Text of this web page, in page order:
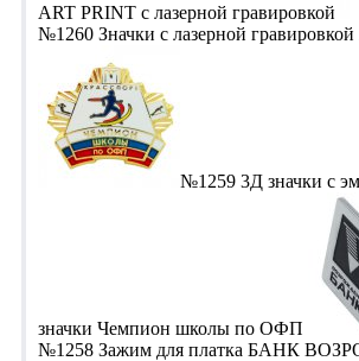
ART PRINT с лазерной гравировкой
№1260 Значки с лазерной
№1259 3Д значки с
значки Чемпион школы по ОФП
№1258 Зажим для платка БАНК